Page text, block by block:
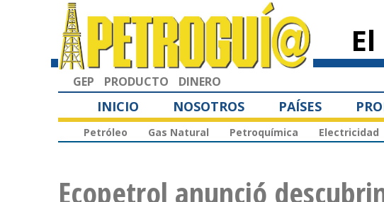
GEP PRODUCTO DINERO
INICIO NOSOTROS PAÍSES
Petróleo Gas Natural Petroquímica Electricidad
Ecopetrol anunció